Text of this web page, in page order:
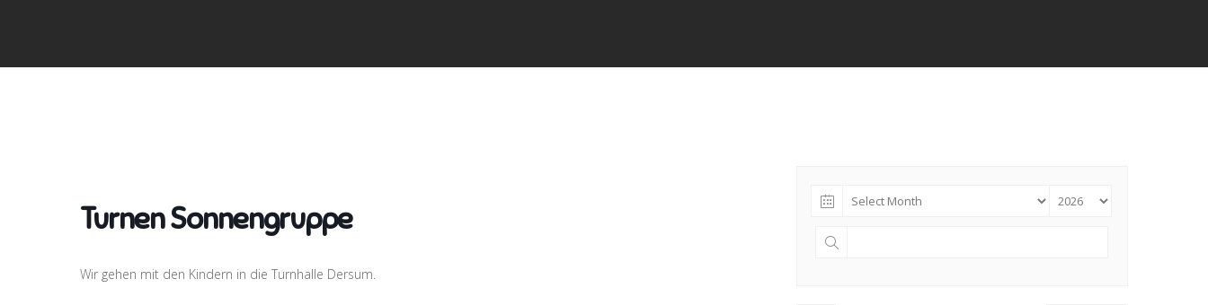
Turnen Sonnengruppe
Wir gehen mit den Kindern in die Turnhalle Dersum.